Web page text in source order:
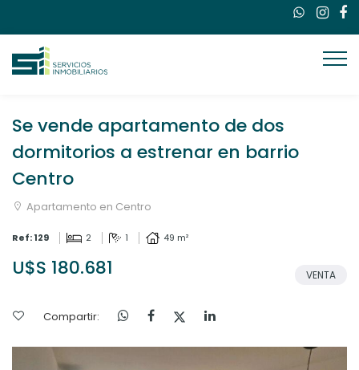
Se vende apartamento de dos
dormitorios a estrenar en barrio
Centro
Apartamento en Centro
Ref: 129 2 1 49 m²
U$S 180.681 VENTA
Compartir: